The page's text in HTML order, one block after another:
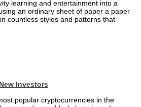
learning and entertainment into a
an ordinary sheet of paper a paper
countless styles and patterns that
Investors
popular cryptocurrencies in the